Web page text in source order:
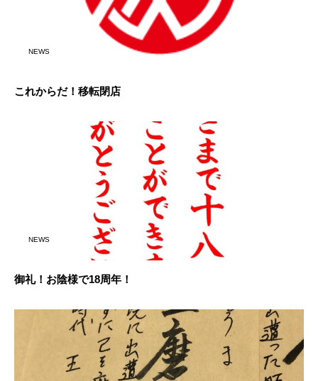
NEWS
これからだ！移転閉店
NEWS
御礼！お陰様で18周年！